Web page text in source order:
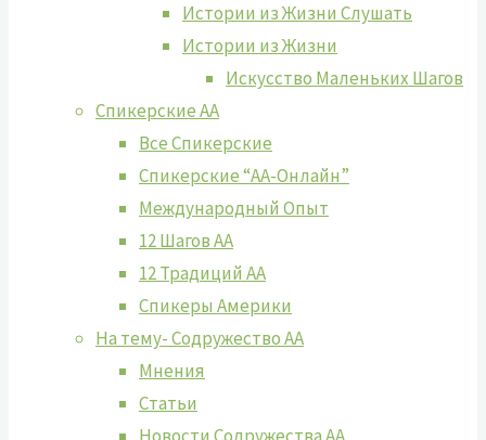
Истории из Жизни Слушать
Истории из Жизни
Искусство Маленьких Шагов
Спикерские АА
Все Спикерские
Спикерские “АА-Онлайн”
Международный Опыт
12 Шагов АА
12 Традиций АА
Спикеры Америки
На тему- Содружество АА
Мнения
Статьи